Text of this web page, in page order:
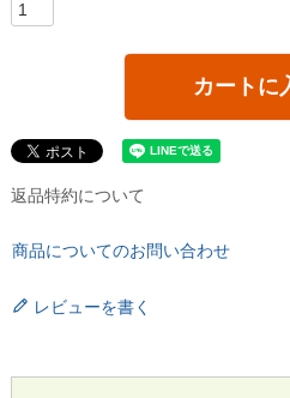
カートに
返品特約について
商品についてのお問い合わせ
レビューを書く